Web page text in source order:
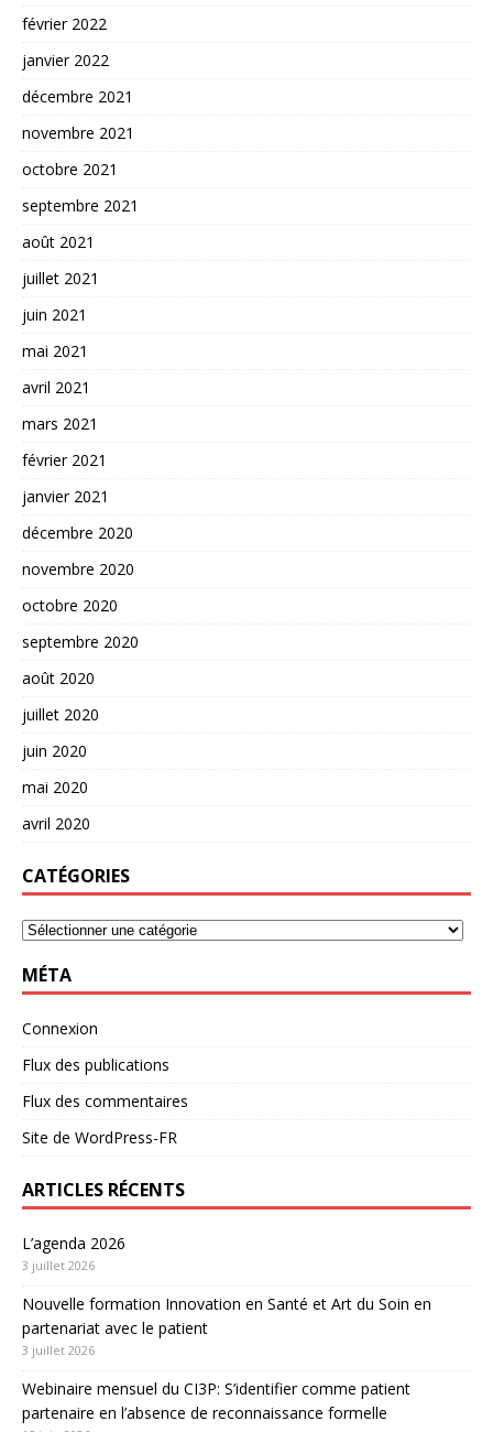
février 2022
janvier 2022
décembre 2021
novembre 2021
octobre 2021
septembre 2021
août 2021
juillet 2021
juin 2021
mai 2021
avril 2021
mars 2021
février 2021
janvier 2021
décembre 2020
novembre 2020
octobre 2020
septembre 2020
août 2020
juillet 2020
juin 2020
mai 2020
avril 2020
CATÉGORIES
MÉTA
Connexion
Flux des publications
Flux des commentaires
Site de WordPress-FR
ARTICLES RÉCENTS
L’agenda 2026
3 juillet 2026
Nouvelle formation Innovation en Santé et Art du Soin en
partenariat avec le patient
3 juillet 2026
Webinaire mensuel du CI3P: S’identifier comme patient
partenaire en l’absence de reconnaissance formelle